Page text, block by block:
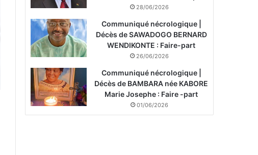
28/06/2026
Communiqué nécrologique |
Décès de SAWADOGO BERNARD
WENDIKONTE : Faire-part
26/06/2026
Communiqué nécrologique |
Décès de BAMBARA née KABORE
Marie Josephe : Faire -part
01/06/2026